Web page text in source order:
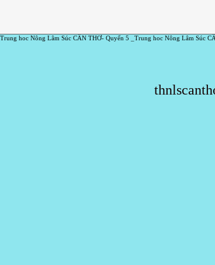
Trung hoc Nông Lâm Súc CẦN THƠ- Quyển 5 _Trung hoc Nông Lâm Súc